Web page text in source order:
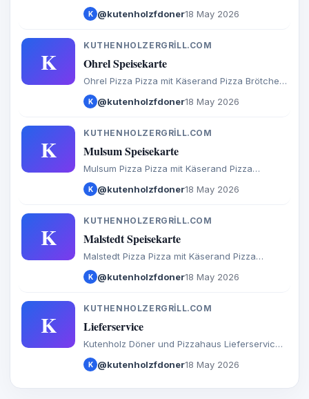
Sadersdorf Baaste Bredenbeck Brest Byhusen
Farven Fredenbeck Malstedt Wedel Bargstedt
K @kutenholzfdoner18 May 2026
K
KUTHENHOLZERGRILL.COM
Ohrel Speisekarte
Ohrel Pizza Pizza mit Käserand Pizza Brötchen
Calzone Baguette Döner Salate Türkische
Spezialitäten Aufläufe Internationales Burger
K @kutenholzfdoner18 May 2026
K
KUTHENHOLZERGRILL.COM
Mulsum Speisekarte
Mulsum Pizza Pizza mit Käserand Pizza
Brötchen Calzone Baguette Döner Salate
Türkische Spezialitäten Aufläufe
K @kutenholzfdoner18 May 2026
K
KUTHENHOLZERGRILL.COM
Malstedt Speisekarte
Malstedt Pizza Pizza mit Käserand Pizza
Brötchen Calzone Baguette Döner Salate
Türkische Spezialitäten Aufläufe
K @kutenholzfdoner18 May 2026
K
KUTHENHOLZERGRILL.COM
Lieferservice
Kutenholz Döner und Pizzahaus Lieferservice
Donnerstag-Dienstags von 15:30 bis 21:30 Uhr,
K @kutenholzfdoner18 May 2026